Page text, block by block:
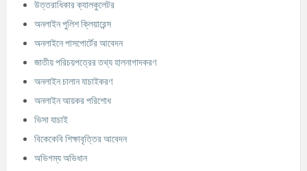
উত্তরাধিকার ক্যালকুলেটর
অনলাইন পুলিশ ক্লিয়ারেন্স
অনলাইনে পাসপোর্টের আবেদন
জাতীয় পরিচয়পত্রের তথ্য হালনাগাদকরণ
অনলাইন চালান যাচাইকরণ
অনলাইন আয়কর পরিশোধ
ভিসা যাচাই
বিকেকেবি শিক্ষাবৃত্তির আবেদন
অভিগম্য অভিধান